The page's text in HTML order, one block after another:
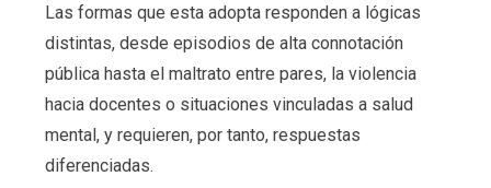
Las formas que esta adopta responden a lógicas
distintas, desde episodios de alta connotación
pública hasta el maltrato entre pares, la violencia
hacia docentes o situaciones vinculadas a salud
mental, y requieren, por tanto, respuestas
diferenciadas.